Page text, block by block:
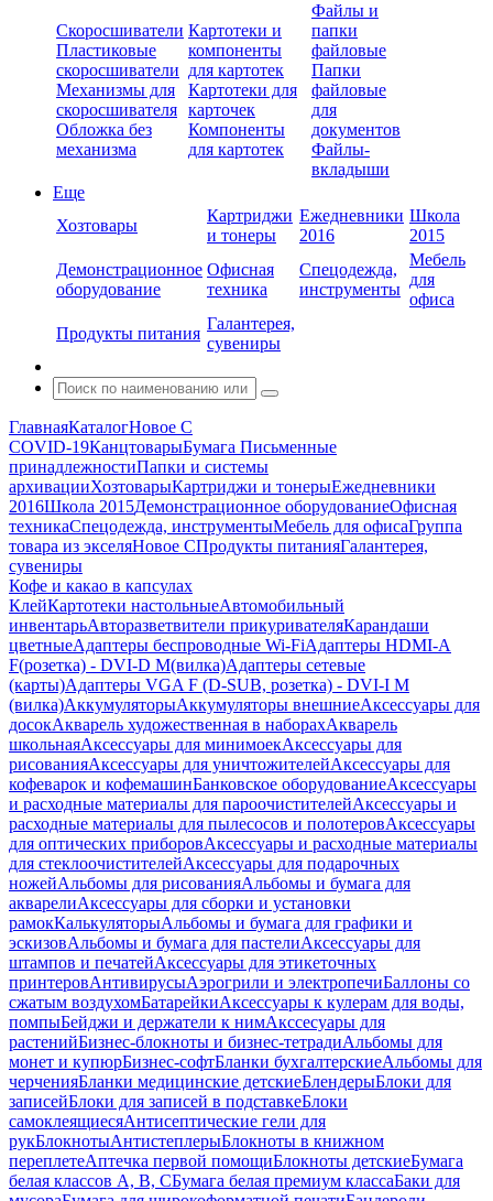
Скоросшиватели
Пластиковые
скоросшиватели
Механизмы для
скоросшивателя
Обложка без
механизма
Картотеки и
компоненты
для картотек
Картотеки для
карточек
Компоненты
для картотек
Файлы и
папки
файловые
Папки
файловые
для
документов
Файлы-
вкладыши
Еще
Хозтовары
Картриджи
и тонеры
Ежедневники
2016
Школа
2015
Демонстрационное
оборудование
Офисная
техника
Спецодежда,
инструменты
Мебель
для
офиса
Продукты питания
Галантерея,
сувениры
ГлавнаяКаталогНовое С
COVID-19КанцтоварыБумага Письменные
принадлежностиПапки и системы
архивацииХозтоварыКартриджи и тонерыЕжедневники
2016Школа 2015Демонстрационное оборудованиеОфисная
техникаСпецодежда, инструментыМебель для офисаГруппа
товара из экселяНовое СПродукты питанияГалантерея,
сувениры
Кофе и какао в капсулах
КлейКартотеки настольныеАвтомобильный
инвентарьАвторазветвители прикуривателяКарандаши
цветныеАдаптеры беспроводные Wi-FiАдаптеры HDMI-A
F(розетка) - DVI-D M(вилка)Адаптеры сетевые
(карты)Адаптеры VGA F (D-SUB, розетка) - DVI-I M
(вилка)АккумуляторыАккумуляторы внешниеАксессуары для
досокАкварель художественная в наборахАкварель
школьнаяАксессуары для минимоекАксессуары для
рисованияАксессуары для уничтожителейАксессуары для
кофеварок и кофемашинБанковское оборудованиеАксессуары
и расходные материалы для пароочистителейАксессуары и
расходные материалы для пылесосов и полотеровАксессуары
для оптических приборовАксессуары и расходные материалы
для стеклоочистителейАксессуары для подарочных
ножейАльбомы для рисованияАльбомы и бумага для
акварелиАксессуары для сборки и установки
рамокКалькуляторыАльбомы и бумага для графики и
эскизовАльбомы и бумага для пастелиАксессуары для
штампов и печатейАксессуары для этикеточных
принтеровАнтивирусыАэрогрили и электропечиБаллоны со
сжатым воздухомБатарейкиАксессуары к кулерам для воды,
помпыБейджи и держатели к нимАкссесуары для
растенийБизнес-блокноты и бизнес-тетрадиАльбомы для
монет и купюрБизнес-софтБланки бухгалтерскиеАльбомы для
черченияБланки медицинские детскиеБлендерыБлоки для
записейБлоки для записей в подставкеБлоки
самоклеящиесяАнтисептические гели для
рукБлокнотыАнтистеплерыБлокноты в книжном
переплетеАптечка первой помощиБлокноты детскиеБумага
белая классов А, В, СБумага белая премиум классаБаки для